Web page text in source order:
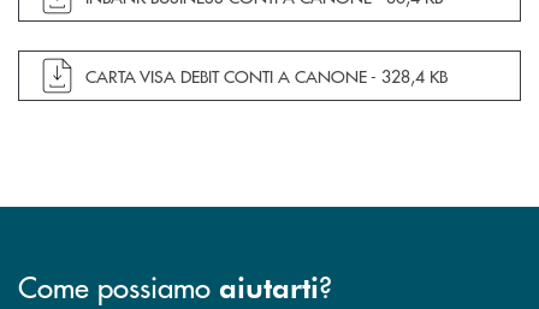
apre documento in una nuova finestra
CARTA VISA DEBIT CONTI A CANONE - 328,4 KB
Come possiamo aiutarti?